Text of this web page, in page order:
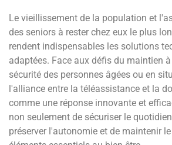
Le vieillissement de la population et
des seniors à rester chez eux le plus
rendent indispensables les solutions
adaptées. Face aux défis du maintien
sécurité des personnes âgées ou en
l'alliance entre la téléassistance et la
comme une réponse innovante et
non seulement de sécuriser le
préserver l'autonomie et de maintenir